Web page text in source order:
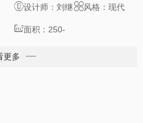
设计师：刘继
业
风格：现代
面积：250-
500㎡
更多